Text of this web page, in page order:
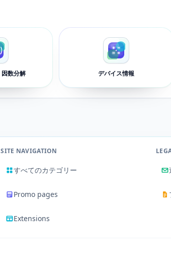
数分解 デバイス情報
SITE NAVIGATION
すべてのカテゴリー
Promo pages
Extensions